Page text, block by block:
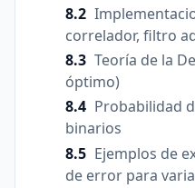
correlador, filtro
Teoría de la
óptimo)
Probabilidad
binarios
Ejemplos de
de error para